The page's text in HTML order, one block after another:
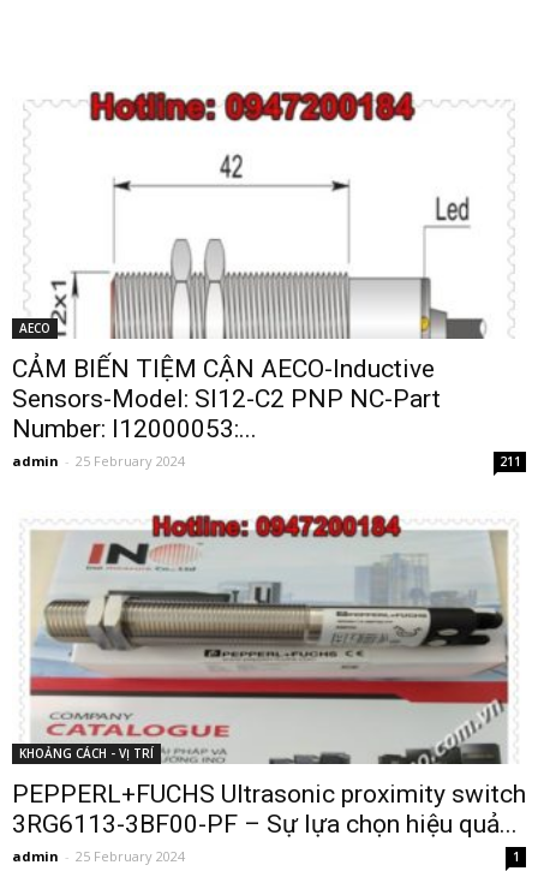
AECO
CẢM BIẾN TIỆM CẬN AECO-Inductive
Sensors-Model: SI12-C2 PNP NC-Part
Number: I12000053:...
admin - 25 February 2024 211
KHOẢNG CÁCH - VỊ TRÍ
PEPPERL+FUCHS Ultrasonic proximity switch
3RG6113-3BF00-PF – Sự lựa chọn hiệu quả...
admin - 25 February 2024 1